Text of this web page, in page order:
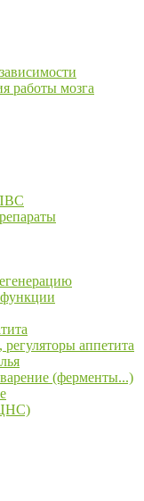
работы мозга
аппетита
(ферменты...)